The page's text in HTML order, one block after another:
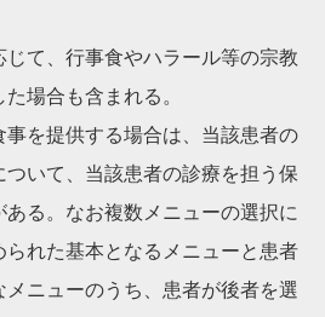
て、行事食やハラール等の宗教
場合も含まれる。
事を提供する場合は、当該患者の
ついて、当該患者の診療を担う保
る。なお複数メニューの選択に
れた基本となるメニューと患者
ニューのうち
、患者が後者を選